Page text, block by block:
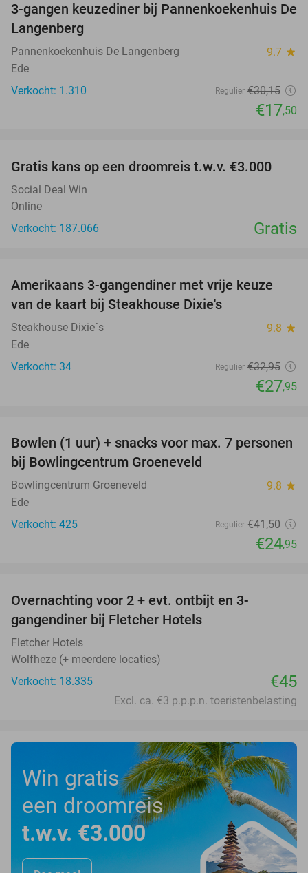
42%
3-gangen keuzediner bij Pannenkoekenhuis De
Langenberg
Pannenkoekenhuis De Langenberg 9.7 star
Ede
Verkocht: 1.310
Regulier €30,15
€17,50
Gratis kans op een droomreis t.w.v. €3.000
Social Deal Win
Online
Verkocht: 187.066
Gratis
15%
Amerikaans 3-gangendiner met vrije keuze
van de kaart bij Steakhouse Dixie's
Steakhouse Dixie´s 9.8 star
Ede
Verkocht: 34
Regulier €32,95
€27,95
40%
Bowlen (1 uur) + snacks voor max. 7 personen
bij Bowlingcentrum Groeneveld
Bowlingcentrum Groeneveld 9.8 star
Ede
Verkocht: 425
Regulier €41,50
€24,95
Overnachting voor 2 + evt. ontbijt en 3-
gangendiner bij Fletcher Hotels
Fletcher Hotels
Wolfheze (+ meerdere locaties)
Verkocht: 18.335
€45
Excl. ca. €3 p.p.p.n. toeristenbelasting
Win gratis
een droomreis
t.w.v. €3.000